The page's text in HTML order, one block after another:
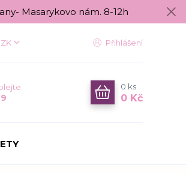
Masarykovo nám. 8-12h
Přihlášení
0 ks
0 Kč